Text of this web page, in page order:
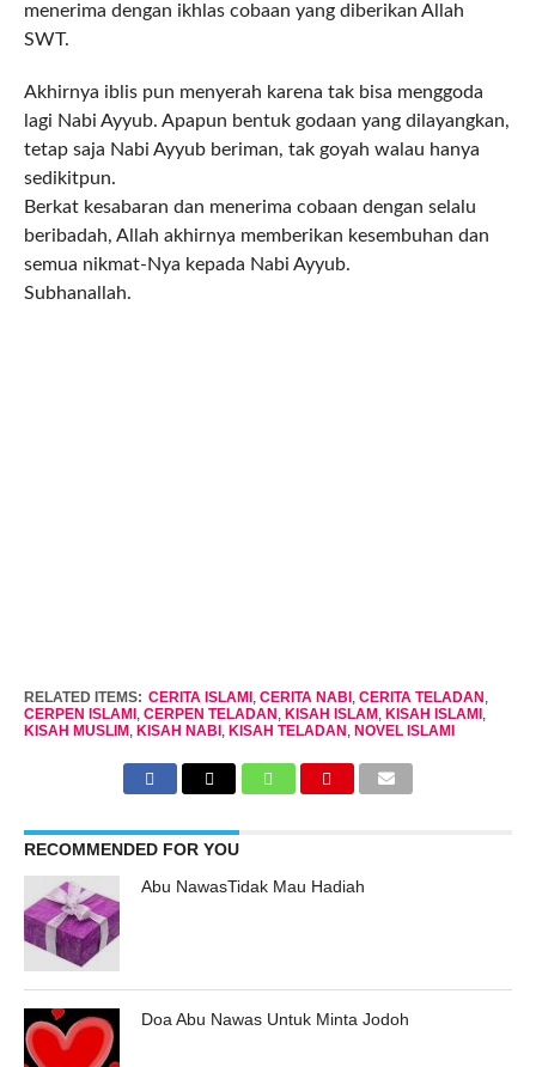
menerima dengan ikhlas cobaan yang diberikan Allah
SWT.
Akhirnya iblis pun menyerah karena tak bisa menggoda
lagi Nabi Ayyub. Apapun bentuk godaan yang dilayangkan,
tetap saja Nabi Ayyub beriman, tak goyah walau hanya
sedikitpun.
Berkat kesabaran dan menerima cobaan dengan selalu
beribadah, Allah akhirnya memberikan kesembuhan dan
semua nikmat-Nya kepada Nabi Ayyub.
Subhanallah.
RELATED ITEMS: CERITA ISLAMI , CERITA NABI , CERITA TELADAN ,
CERPEN ISLAMI , CERPEN TELADAN , KISAH ISLAM , KISAH ISLAMI ,
KISAH MUSLIM , KISAH NABI , KISAH TELADAN , NOVEL ISLAMI
RECOMMENDED FOR YOU
Abu NawasTidak Mau Hadiah
Doa Abu Nawas Untuk Minta Jodoh